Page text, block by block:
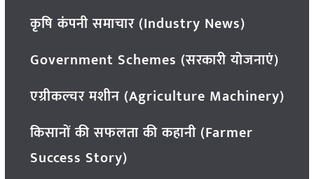
कृषि कंपनी समाचार (Industry News)
Government Schemes (सरकारी योजनाएं)
एग्रीकल्चर मशीन (Agriculture Machinery)
किसानों की सफलता की कहानी (Farmer
Success Story)